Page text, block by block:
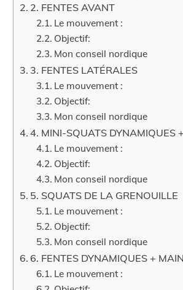
2. FENTES AVANT
Le mouvement :
Objectif:
Mon conseil nordique
3. FENTES LATÉRALES
Le mouvement :
Objectif:
Mon conseil nordique
4. MINI-SQUATS DYNAMIQUES
Le mouvement :
Objectif:
Mon conseil nordique
5. SQUATS DE LA GRENOUILLE
Le mouvement :
Objectif:
Mon conseil nordique
6. FENTES DYNAMIQUES +
Le mouvement :